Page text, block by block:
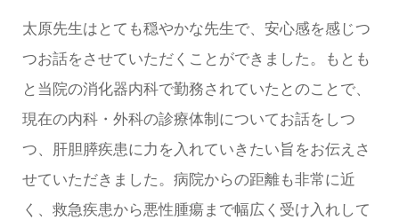
太原先生はとても穏やかな先生で、安心感を感じつ
つお話をさせていただくことができました。もとも
と当院の消化器内科で勤務されていたとのことで、
現在の内科・外科の診療体制についてお話をしつ
つ、肝胆膵疾患に力を入れていきたい旨をお伝えさ
せていただきました。病院からの距離も非常に近
く、救急疾患から悪性腫瘍まで幅広く受け入れして